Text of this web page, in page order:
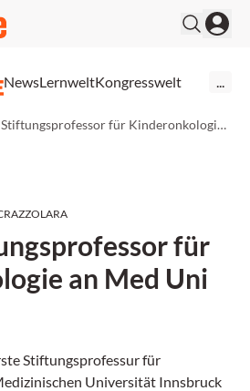
NewsLernweltKongresswelt
Erster Stiftungsprofessor für Kinderonkologie an Med Uni Innsbruck
für
an Med Uni
Stiftungsprofessur für
Universität Innsbruck